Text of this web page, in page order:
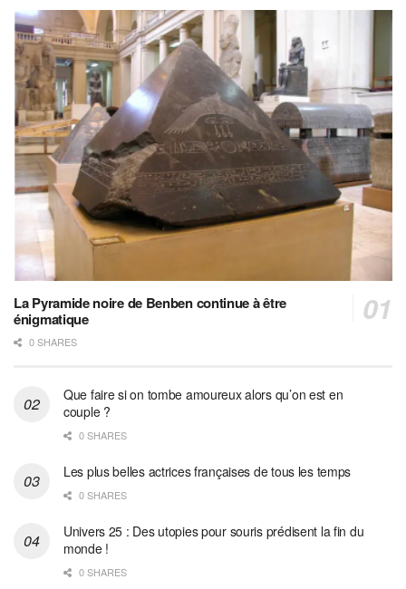
La Pyramide noire de Benben continue à être
énigmatique
0 SHARES
Que faire si on tombe amoureux alors qu’on est en
couple ?
0 SHARES
Les plus belles actrices françaises de tous les temps
0 SHARES
Univers 25 : Des utopies pour souris prédisent la fin du
monde !
0 SHARES